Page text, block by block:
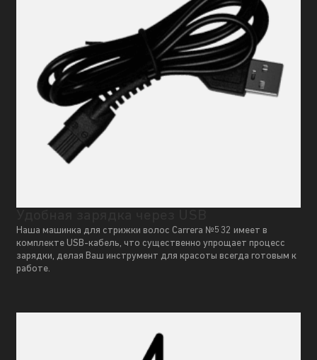
Наша машинка для стрижки волос Carrera №532 имеет в
комплекте USB-кабель, что существенно упрощает процесс
зарядки, делая Ваш инструмент для красоты всегда готовым к
работе.